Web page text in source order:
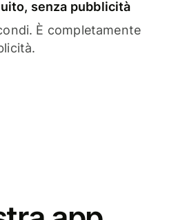
senza pubblicità
È completamente